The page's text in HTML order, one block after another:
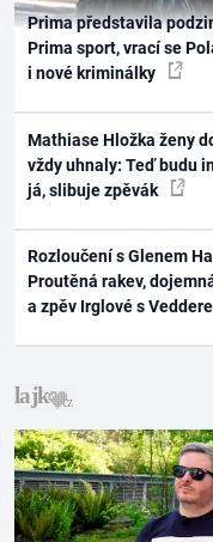
Prima představila
Prima sport, vrací se
i nové kriminálky
Mathiase Hložka ženy
vždy uhnaly: Teď budu
já, slibuje zpěvák
Rozloučení s Glenem
Proutěná rakev,
a zpěv Irglové s